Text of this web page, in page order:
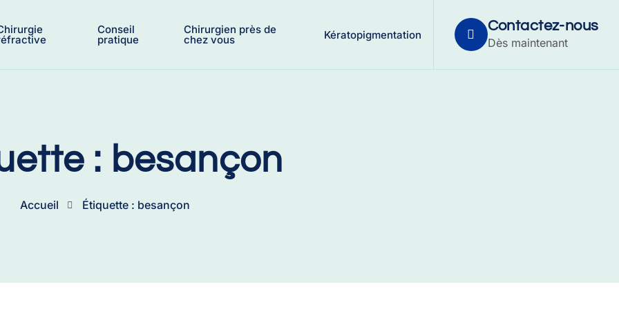
Conseil
pratique
Chirurgien près de
chez vous Kératopigmentation
Contactez-nous
Dès maintenant
: besançon
Accueil Étiquette : besançon